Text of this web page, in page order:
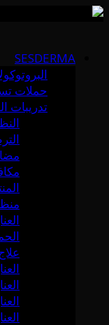
content
SESDERMA
حملات
تدريبات